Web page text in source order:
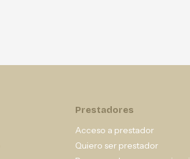
Prestadores
Acceso a prestador
Quiero ser prestador